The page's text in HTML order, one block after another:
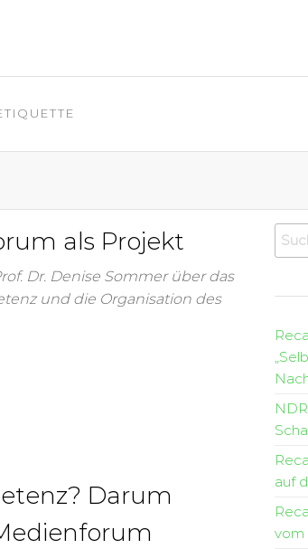
als Projekt
Dr. Denise Sommer über das
und die Organisation des
Darum
auf
vom